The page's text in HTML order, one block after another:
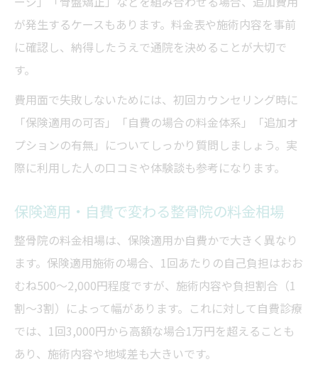
か
整骨院費用と整体費用の平均的な傾向を解
説
症状別に見る整骨院・整体の費用目安
整骨院の費用を抑えるための通院回数計画
整骨院費用を最小限にする賢い通院ポイン
ト
整骨院の費用節約に役立つ情報収集術
整骨院でコスパ良く通うための心得まとめ
が発生するケースもあります。料金表や施術内容を事前
に確認し、納得したうえで通院を決めることが大切で
す。
費用面で失敗しないためには、初回カウンセリング時に
「保険適用の可否」「自費の場合の料金体系」「追加オ
プションの有無」についてしっかり質問しましょう。実
際に利用した人の口コミや体験談も参考になります。
保険適用・自費で変わる整骨院の料金相場
整骨院の料金相場は、保険適用か自費かで大きく異なり
ます。保険適用施術の場合、1回あたりの自己負担はおお
むね500～2,000円程度ですが、施術内容や負担割合（1
割～3割）によって幅があります。これに対して自費診療
では、1回3,000円から高額な場合1万円を超えることも
あり、施術内容や地域差も大きいです。